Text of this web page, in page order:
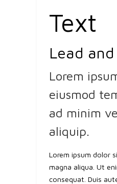
Text
Lead
Lorem
eiusmod
ad minim
aliquip.
Lorem ipsum dolor
magna aliqua. Ut
consequat. Duis